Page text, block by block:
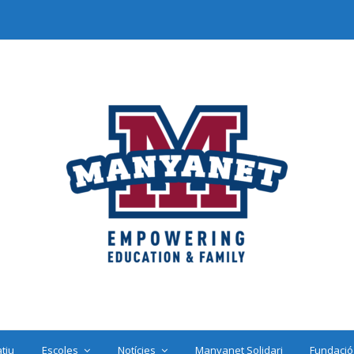
Escoles Notícies Manyanet Solidari Fundació